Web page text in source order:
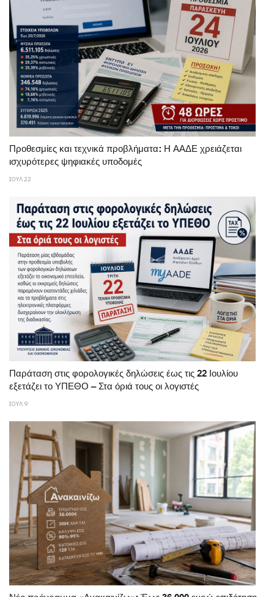
Προθεσμίες και τεχνικά προβλήματα: Η ΑΑΔΕ χρειάζεται
ισχυρότερες ψηφιακές υποδομές
ΙΟΥΛ 22
Παράταση στις φορολογικές δηλώσεις έως τις 22 Ιουλίου
εξετάζει το ΥΠΕΘΟ – Στα όριά τους οι λογιστές
ΙΟΥΛ 9